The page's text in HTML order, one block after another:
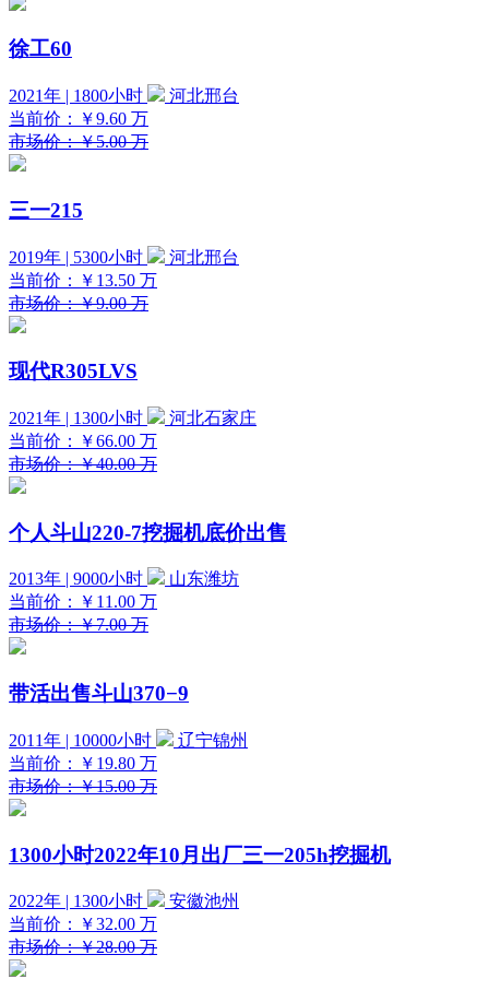
徐工60
2021年 | 1800小时
河北邢台
当前价：
￥9.60 万
市场价：￥5.00 万
三一215
2019年 | 5300小时
河北邢台
当前价：
￥13.50 万
市场价：￥9.00 万
现代R305LVS
2021年 | 1300小时
河北石家庄
当前价：
￥66.00 万
市场价：￥40.00 万
个人斗山220-7挖掘机底价出售
2013年 | 9000小时
山东潍坊
当前价：
￥11.00 万
市场价：￥7.00 万
带活出售斗山370−9
2011年 | 10000小时
辽宁锦州
当前价：
￥19.80 万
市场价：￥15.00 万
1300小时2022年10月出厂三一205h挖掘机
2022年 | 1300小时
安徽池州
当前价：
￥32.00 万
市场价：￥28.00 万